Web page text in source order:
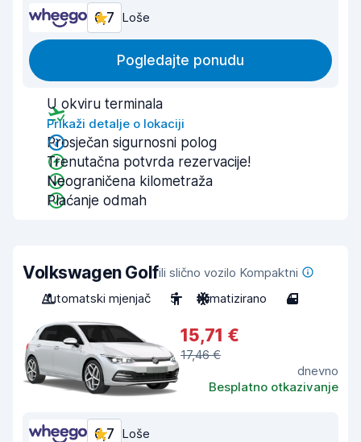
6,7 Loše
Pogledajte ponudu
U okviru terminala
Prikaži detalje o lokaciji
Prosječan sigurnosni polog
Trenutačna potvrda rezervacije!
Neograničena kilometraža
Plaćanje odmah
Volkswagen Golfili slično vozilo Kompaktni
Automatski mjenjač
5 Klimatizirano 4
15,71 €
17,46 €
dnevno
Besplatno otkazivanje
6,7 Loše